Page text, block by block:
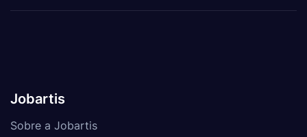
Jobartis
Sobre a Jobartis